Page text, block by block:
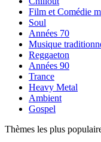
Film et Comédie
Soul
Années 70
Musique
Reggaeton
Années 90
Trance
Heavy Metal
Ambient
Gospel
Thèmes les plus